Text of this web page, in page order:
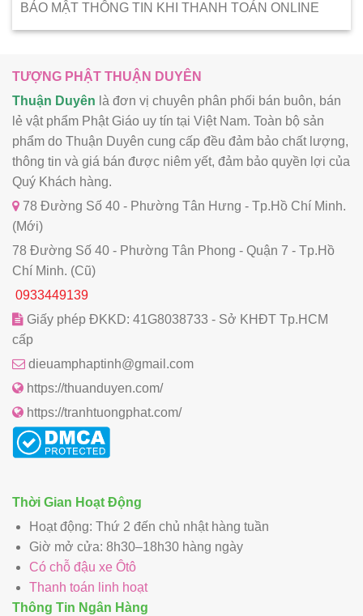
BẢO MẬT THÔNG TIN KHI THANH TOÁN ONLINE
TƯỢNG PHẬT THUẬN DUYÊN
Thuận Duyên là đơn vị chuyên phân phối bán buôn, bán
lẻ vật phẩm Phật Giáo uy tín tại Việt Nam. Toàn bộ sản
phẩm do Thuận Duyên cung cấp đều đảm bảo chất lượng,
thông tin và giá bán được niêm yết, đảm bảo quyền lợi của
Quý Khách hàng.
78 Đường Số 40 - Phường Tân Hưng - Tp.Hồ Chí Minh.
(Mới)
78 Đường Số 40 - Phường Tân Phong - Quận 7 - Tp.Hồ
Chí Minh. (Cũ)
0933449139
Giấy phép ĐKKD: 41G8038733 - Sở KHĐT Tp.HCM
cấp
dieuamphaptinh@gmail.com
https://thuanduyen.com/
https://tranhtuongphat.com/
Thời Gian Hoạt Động
Hoạt động: Thứ 2 đến chủ nhật hàng tuần
Giờ mở cửa: 8h30–18h30 hàng ngày
Có chỗ đậu xe Ôtô
Thanh toán linh hoạt
Thông Tin Ngân Hàng